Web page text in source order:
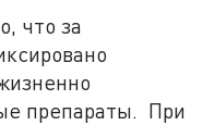
что за
препараты. При